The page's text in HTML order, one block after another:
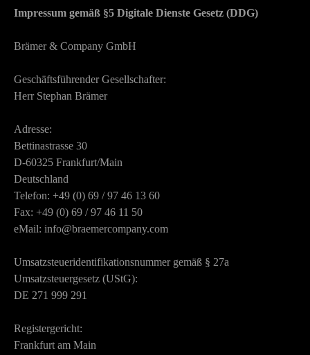
Impressum gemäß §5 Digitale Dienste Gesetz (DDG)
Brämer & Company GmbH
Geschäftsführender Gesellschafter:
Herr Stephan Brämer
Adresse:
Bettinastrasse 30
D-60325 Frankfurt/Main
Deutschland
Telefon: +49 (0) 69 / 97 46 13 60
Fax: +49 (0) 69 / 97 46 11 50
eMail: info@braemercompany.com
Umsatzsteueridentifikationsnummer gemäß § 27a
Umsatzsteuergesetz (UStG):
DE 271 999 291
Registergericht:
Frankfurt am Main